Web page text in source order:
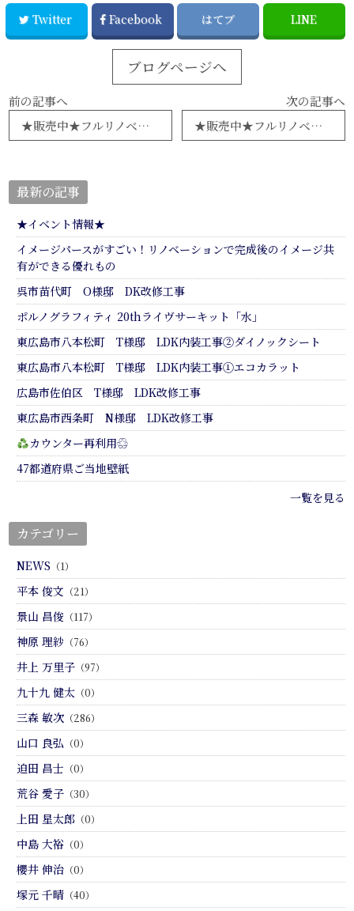
Twitter Facebook はてブ LINE
ブログページへ
前の記事へ
★販売中★フルリノベマンション紹介⑦
次の記事へ
★販売中★フルリノベマンション紹介⑧
最新の記事
★イベント情報★
イメージパースがすごい！リノベーションで完成後のイメージ共
有ができる優れもの
呉市苗代町 O様邸 DK改修工事
ポルノグラフィティ 20thライヴサーキット「水」
東広島市八本松町 T様邸 LDK内装工事②ダイノックシート
東広島市八本松町 T様邸 LDK内装工事①エコカラット
広島市佐伯区 T様邸 LDK改修工事
東広島市西条町 N様邸 LDK改修工事
カウンター再利用♲
47都道府県ご当地壁紙
一覧を見る
カテゴリー
NEWS （1）
平本 俊文 （21）
景山 昌俊 （117）
神原 理紗 （76）
井上 万里子 （97）
九十九 健太 （0）
三森 敏次 （286）
山口 良弘 （0）
迫田 昌士 （0）
荒谷 愛子 （30）
上田 星太郎 （0）
中島 大裕 （0）
櫻井 伸治 （0）
塚元 千晴 （40）